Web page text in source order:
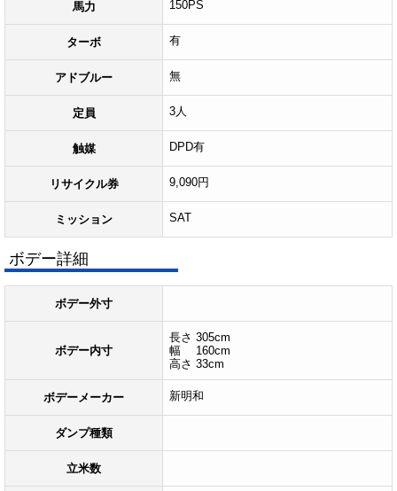
馬力 150PS
ターボ 有
アドブルー 無
定員 3人
触媒 DPD有
リサイクル券 9,090円
ミッション SAT
ボデー詳細
ボデー外寸
ボデー内寸
長さ 305cm
幅 160cm
高さ 33cm
ボデーメーカー 新明和
ダンプ種類
立米数